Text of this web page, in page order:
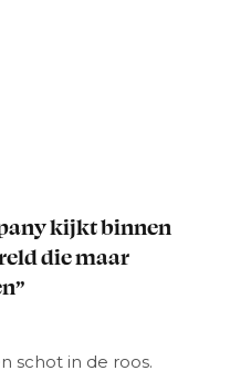
kijkt binnen
die maar
schot in de roos.